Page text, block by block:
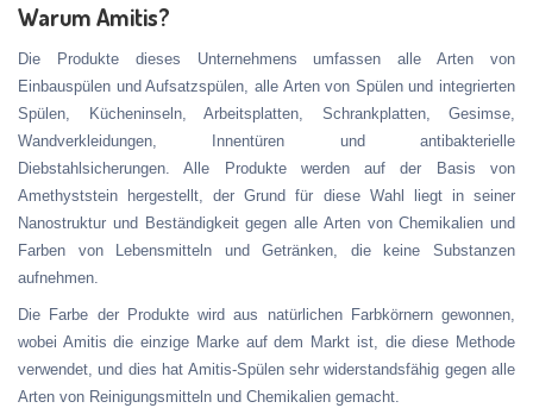
Warum Amitis?
Die Produkte dieses Unternehmens umfassen alle Arten von
Einbauspülen und Aufsatzspülen, alle Arten von Spülen und integrierten
Spülen, Kücheninseln, Arbeitsplatten, Schrankplatten, Gesimse,
Wandverkleidungen, Innentüren und antibakterielle
Diebstahlsicherungen. Alle Produkte werden auf der Basis von
Amethyststein hergestellt, der Grund für diese Wahl liegt in seiner
Nanostruktur und Beständigkeit gegen alle Arten von Chemikalien und
Farben von Lebensmitteln und Getränken, die keine Substanzen
aufnehmen.
Die Farbe der Produkte wird aus natürlichen Farbkörnern gewonnen,
wobei Amitis die einzige Marke auf dem Markt ist, die diese Methode
verwendet, und dies hat Amitis-Spülen sehr widerstandsfähig gegen alle
Arten von Reinigungsmitteln und Chemikalien gemacht.